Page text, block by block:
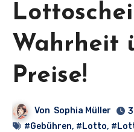
Wahrheit
Preise!
Von Sophia Müller
#Gebühren, #Lotto,